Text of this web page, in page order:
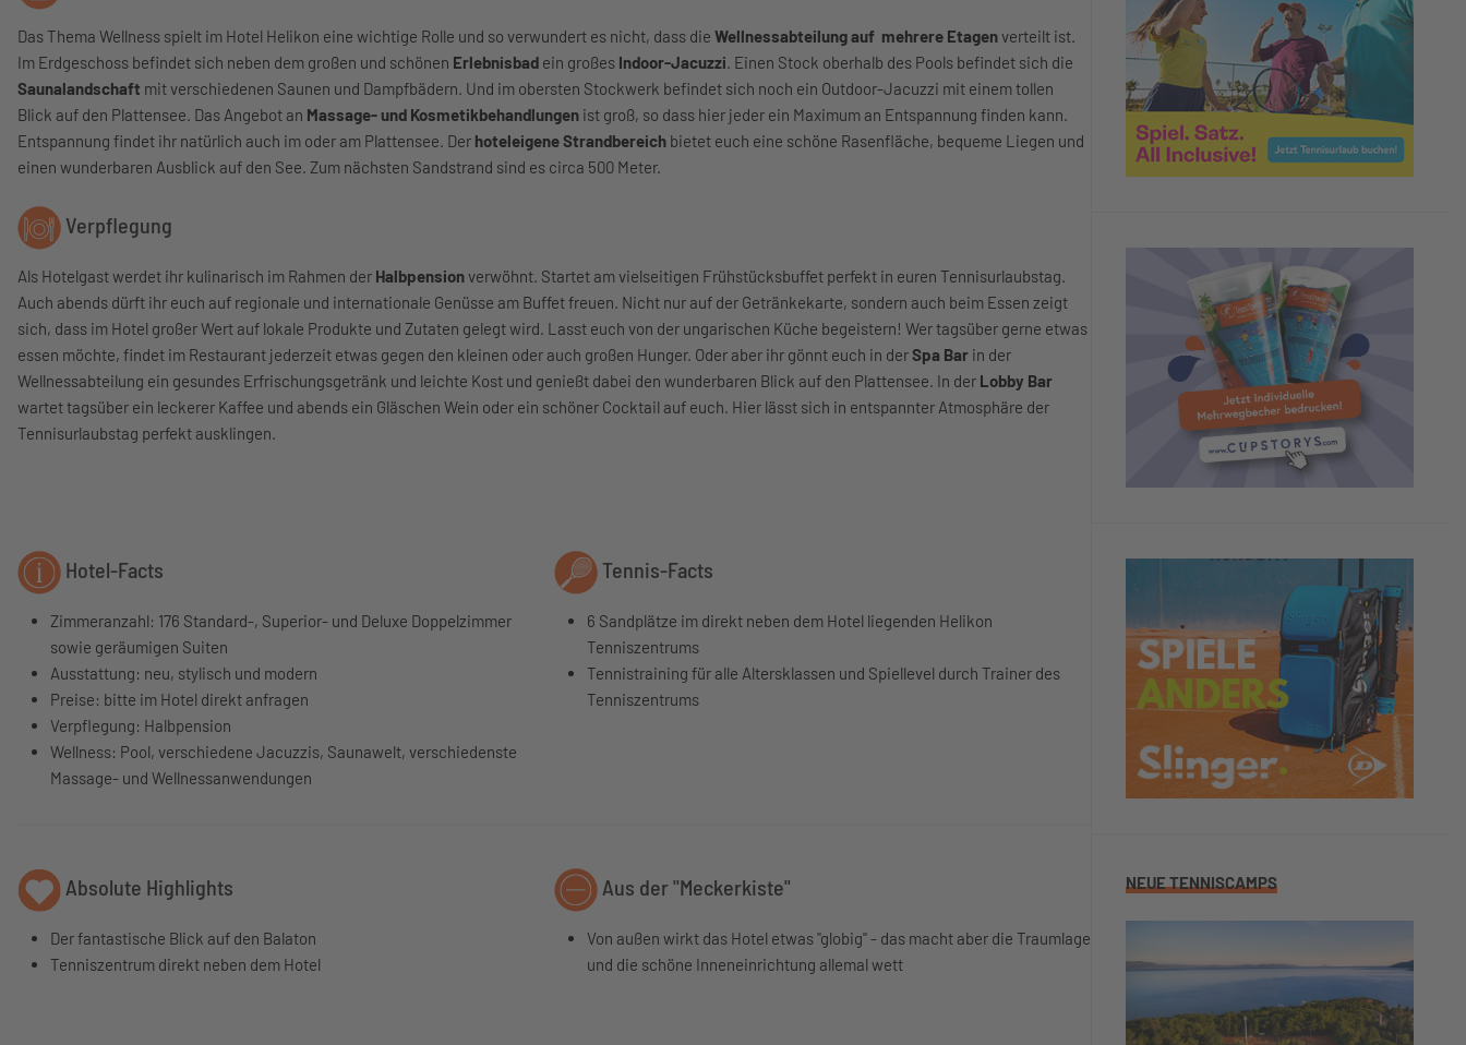
Das Thema Wellness spielt im Hotel Helikon eine wichtige Rolle und so verwundert es nicht, dass die Wellnessabteilung auf mehrere Etagenverteilt ist.
Im Erdgeschoss befindet sich neben dem großen und schönen Erlebnisbad ein großes Indoor-Jacuzzi. Einen Stock oberhalb des Pools befindet sich die
Saunalandschaft mit verschiedenen Saunen und Dampfbädern. Und im obersten Stockwerk befindet sich noch ein Outdoor-Jacuzzi mit einem tollen
Blick auf den Plattensee. Das Angebot an Massage- und Kosmetikbehandlungen ist groß, so dass hier jeder ein Maximum an Entspannung finden kann.
Entspannung findet ihr natürlich auch im oder am Plattensee. Der hoteleigene Strandbereich bietet euch eine schöne Rasenfläche, bequeme Liegen und
einen wunderbaren Ausblick auf den See. Zum nächsten Sandstrand sind es circa 500 Meter.
Verpflegung
Als Hotelgast werdet ihr kulinarisch im Rahmen der Halbpensionverwöhnt. Startet am vielseitigen Frühstücksbuffet perfekt in euren Tennisurlaubstag.
Auch abends dürft ihr euch auf regionale und internationale Genüsse am Buffet freuen. Nicht nur auf der Getränkekarte, sondern auch beim Essen zeigt
sich, dass im Hotel großer Wert auf lokale Produkte und Zutaten gelegt wird. Lasst euch von der ungarischen Küche begeistern! Wer tagsüber gerne etwas
essen möchte, findet im Restaurant jederzeit etwas gegen den kleinen oder auch großen Hunger. Oder aber ihr gönnt euch in derSpa Bar in der
Wellnessabteilung ein gesundes Erfrischungsgetränk und leichte Kost und genießt dabei den wunderbaren Blick auf den Plattensee. In der Lobby Bar
wartet tagsüber ein leckerer Kaffee und abends ein Gläschen Wein oder ein schöner Cocktail auf euch. Hier lässt sich in entspannter Atmosphäre der
Tennisurlaubstag perfekt ausklingen.
Hotel-Facts
Zimmeranzahl: 176 Standard-, Superior- und Deluxe Doppelzimmer
sowie geräumigen Suiten
Ausstattung: neu, stylisch und modern
Preise: bitte im Hotel direkt anfragen
Verpflegung: Halbpension
Wellness: Pool, verschiedene Jacuzzis, Saunawelt, verschiedenste
Massage- und Wellnessanwendungen
Tennis-Facts
6 Sandplätze im direkt neben dem Hotel liegenden Helikon
Tenniszentrums
Tennistraining für alle Altersklassen und Spiellevel durch Trainer des
Tenniszentrums
Absolute Highlights
Der fantastische Blick auf den Balaton
Tenniszentrum direkt neben dem Hotel
Aus der "Meckerkiste"
Von außen wirkt das Hotel etwas "globig" - das macht aber die Traumlage
und die schöne Inneneinrichtung allemal wett
NEUE TENNISCAMPS